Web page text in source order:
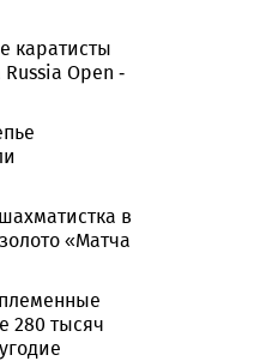
каратисты
Open -
в
«Матча
280 тысяч